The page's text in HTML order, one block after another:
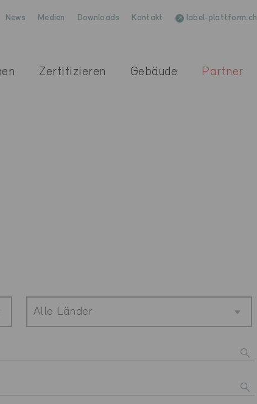
News Medien Downloads Kontakt label-plattform.ch
Zertifizieren Gebäude Partner
Alle Länder